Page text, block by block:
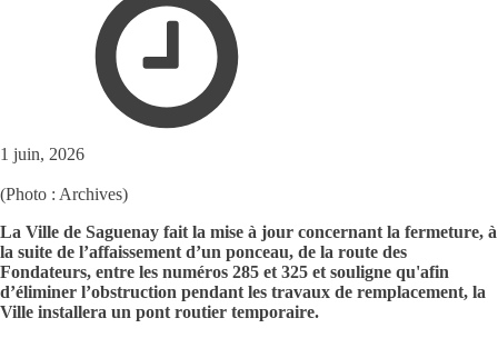
1 juin, 2026
(Photo : Archives)
La Ville de Saguenay fait la mise à jour concernant la fermeture, à
la suite de l’affaissement d’un ponceau, de la route des
Fondateurs, entre les numéros 285 et 325 et souligne qu'afin
d’éliminer l’obstruction pendant les travaux de remplacement, la
Ville installera un pont routier temporaire.